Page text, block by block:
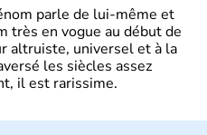
parle de lui-même et
très en vogue au début de
altruiste, universel et à la
les siècles assez
il est rarissime.